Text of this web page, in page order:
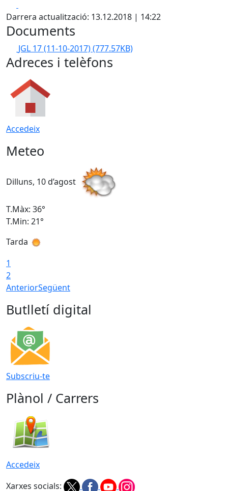
Darrera actualització: 13.12.2018 | 14:22
Documents
JGL 17 (11-10-2017)(777.57KB)
Adreces i telèfons
Accedeix
Meteo
Dilluns, 10 d’agost
T.Màx: 36°
T.Min: 21°
Tarda
1
2
AnteriorSegüent
Butlletí digital
Subscriu-te
Plànol / Carrers
Accedeix
Xarxes socials: